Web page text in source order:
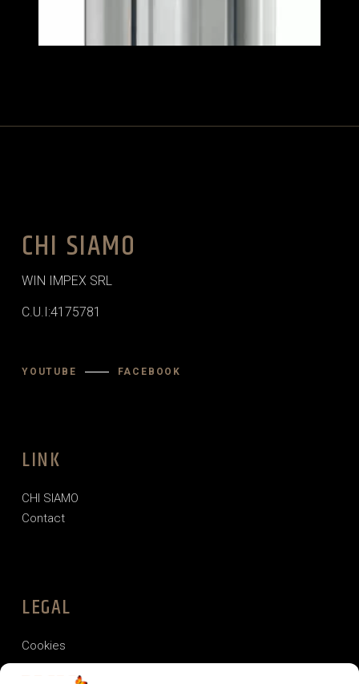
CHI SIAMO
WIN IMPEX SRL
C.U.I:4175781
YOUTUBE FACEBOOK
LINK
CHI SIAMO
Contact
LEGAL
Cookies
Informativa sulla privacy